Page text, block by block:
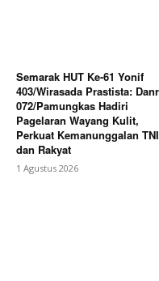
Semarak HUT Ke-61 Yonif
403/Wirasada Prastista:
072/Pamungkas Hadiri
Pagelaran Wayang Kulit,
Perkuat Kemanunggalan TNI
dan Rakyat
1 Agustus 2026